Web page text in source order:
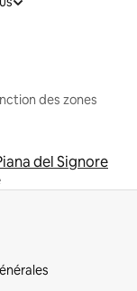
des zones
del Signore